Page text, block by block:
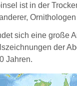
ist in der
sich eine große
der
Jahren.